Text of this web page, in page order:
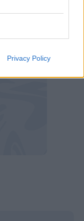
Privacy Policy
anche in